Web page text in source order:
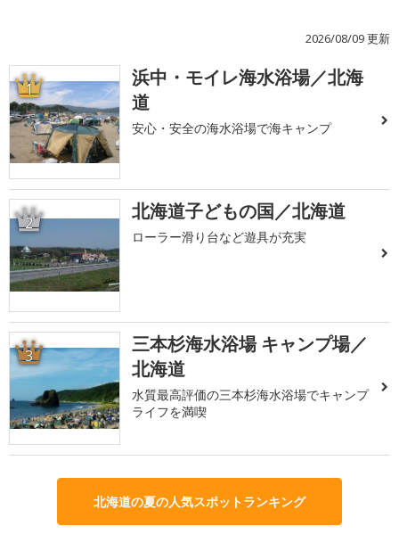
2026/08/09 更新
1
浜中・モイレ海水浴場／北海
道
安心・安全の海水浴場で海キャンプ
2 北海道子どもの国／北海道
ローラー滑り台など遊具が充実
3
三本杉海水浴場 キャンプ場／
北海道
水質最高評価の三本杉海水浴場でキャンプ
ライフを満喫
北海道の夏の人気スポットランキング